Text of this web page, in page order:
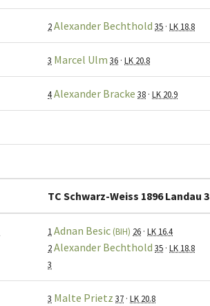
2Alexander Bechthold 35 · LK 18.8
3 Marcel Ulm 36 · LK 20.8
4Alexander Bracke 38 · LK 20.9
TC Schwarz-Weiss 1896 Landau 3
1 Adnan Besic (BIH) 26 · LK 16.4
2Alexander Bechthold 35 · LK 18.8
3
3 Malte Prietz 37 · LK 20.8